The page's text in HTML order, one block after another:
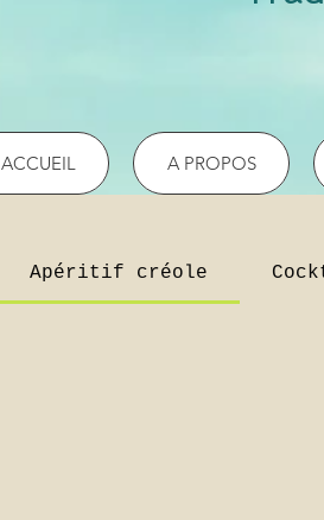
ACCUEIL A PROPOS
Apéritif créole